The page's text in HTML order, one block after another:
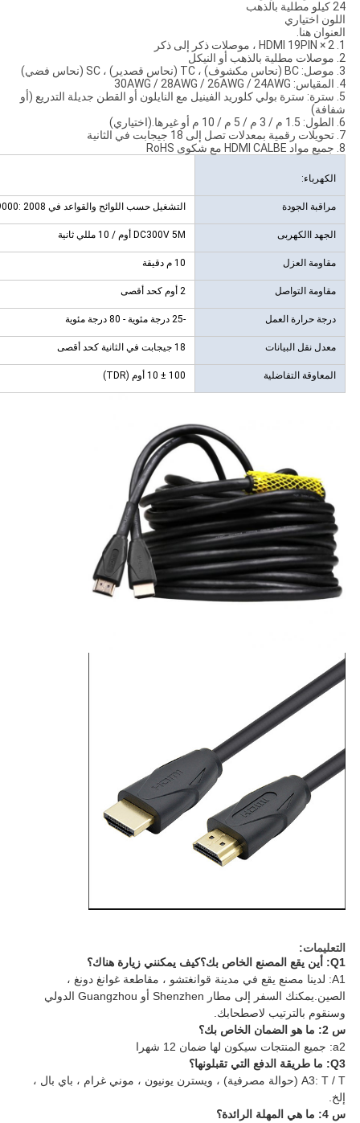
24 كيلو مطلية بالذهب
اللون اختياري
العنوان هنا.
1. 2 × HDMI 19PIN ، موصلات ذكر إلى ذكر
2. موصلات مطلية بالذهب أو النيكل
3. موصل: BC (نحاس مكشوف) ، TC (نحاس قصدير) ، SC (نحاس فضي)
4. المقياس: 30AWG / 28AWG / 26AWG / 24AWG
5. سترة: سترة بولي كلوريد الفينيل مع النايلون أو القطن جديلة التدريع (أو
شفافة)
6. الطول: 1.5 م / 3 م / 5 م / 10 م أو غيرها.(اختياري)
7. تحويلات رقمية بمعدلات تصل إلى 18 جيجابت في الثانية
8. جميع مواد HDMI CALBE مع شكوى RoHS
الكهرباء:
مراقبة الجودة التشغيل حسب اللوائح والقواعد في ISO9000: 2008
الجهد االكهربى DC300V 5M أوم / 10 مللي ثانية
مقاومة العزل 10 م دقيقة
مقاومة التواصل 2 أوم كحد أقصى
درجة حرارة العمل -25 درجة مئوية - 80 درجة مئوية
معدل نقل البيانات 18 جيجابت في الثانية كحد أقصى
المعاوقة التفاضلية 100 ± 10 أوم (TDR)
التعليمات:
Q1: أين يقع المصنع الخاص بك؟كيف يمكنني زيارة هناك؟
A1: لدينا مصنع يقع في مدينة قوانغتشو ، مقاطعة غوانغ دونغ ،
الصين.يمكنك السفر إلى مطار Shenzhen أو Guangzhou الدولي
وسنقوم بالترتيب لاصطحابك.
س 2: ما هو الضمان الخاص بك؟
a2: جميع المنتجات سيكون لها ضمان 12 شهرا
Q3: ما طريقة الدفع التي تقبلونها؟
A3: T / T (حوالة مصرفية) ، ويسترن يونيون ، موني غرام ، باي بال ،
إلخ.
س 4: ما هي المهلة الرائدة؟